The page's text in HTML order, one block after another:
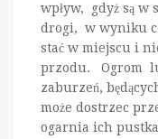
wpływ, gdyż są w
drogi, w wyniku
stać w miejscu i
przodu. Ogrom
zaburzeń,
może dostrzec
ogarnia ich